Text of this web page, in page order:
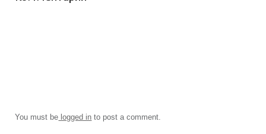
You must be logged in to post a comment.